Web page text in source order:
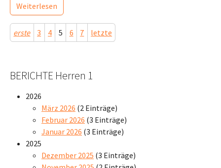
Weiterlesen
erste 3 4 5 6 7 letzte
BERICHTE Herren 1
2026
März 2026 (2 Einträge)
Februar 2026 (3 Einträge)
Januar 2026 (3 Einträge)
2025
Dezember 2025 (3 Einträge)